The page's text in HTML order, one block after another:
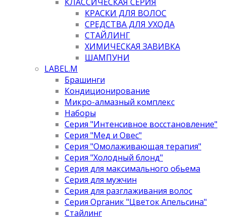
КРАСКИ ДЛЯ ВОЛОС
СРЕДСТВА ДЛЯ УХОДА
СТАЙЛИНГ
ХИМИЧЕСКАЯ ЗАВИВКА
ШАМПУНИ
LABEL.M
Брашинги
Кондиционирование
Микро-алмазный комплекс
Наборы
Серия "Интенсивное восстановление"
Серия "Мед и Овес"
Серия "Омолаживающая терапия"
Серия "Холодный блонд"
Серия для максимального обьема
Серия для мужчин
Серия для разглаживания волос
Серия Органик "Цветок Апельсина"
Стайлинг